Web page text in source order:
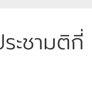
ะชามติกี่